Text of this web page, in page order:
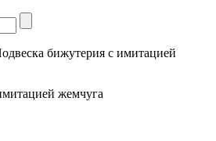
бижутерия с имитацией
жемчуга